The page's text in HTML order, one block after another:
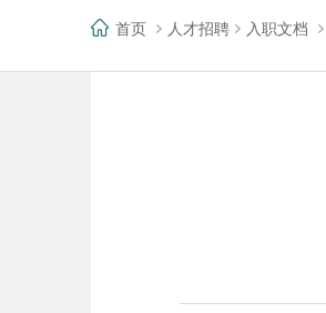
首页 人才招聘 入职文档